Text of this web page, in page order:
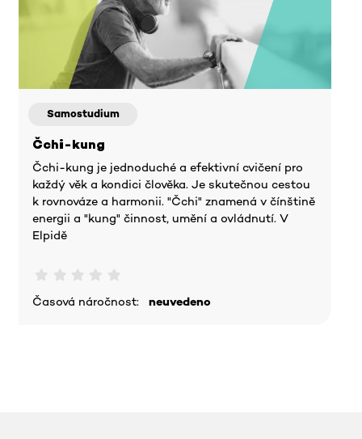
Samostudium
Čchi-kung
Čchi-kung je jednoduché a efektivní cvičení pro
každý věk a kondici člověka. Je skutečnou cestou
k rovnováze a harmonii. "Čchi" znamená v čínštině
energii a "kung" činnost, umění a ovládnutí. V
Elpidě
Časová náročnost: neuvedeno